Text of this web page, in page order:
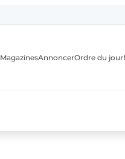
MagazinesAnnoncerOrdre du jour